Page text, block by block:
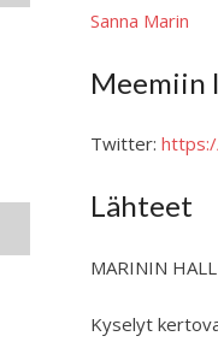
Sanna Marin
Meemiin
Twitter:
Lähteet
MARININ
Kyselyt